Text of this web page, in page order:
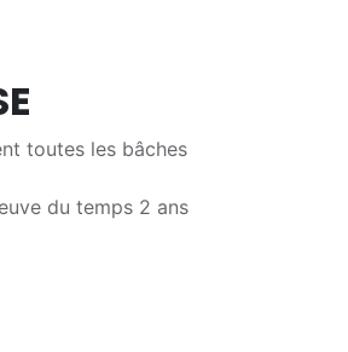
toutes les bâches
du temps 2 ans